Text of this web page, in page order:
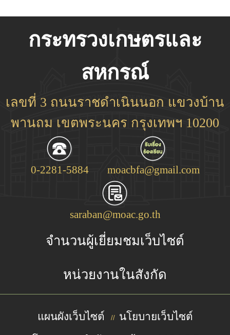
กระทรวงเกษตรและ
สหกรณ์
เลขที่ 3 ถนนราชดำเนินนอก แขวงบ้าน
พานถม เขตพระนคร กรุงเทพฯ 10200
0-2281-5884 moacbfa@gmail.com
saraban@moac.go.th
จำนวนผู้เยี่ยมชมเว็บไซต์
หน่วยงานในสังกัด
แผนผังเว็บไซต์ // นโยบายเว็บไซต์